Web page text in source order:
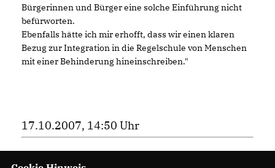
Bürgerinnen und Bürger eine solche Einführung nicht
befürworten.
Ebenfalls hätte ich mir erhofft, dass wir einen klaren
Bezug zur Integration in die Regelschule von Menschen
mit einer Behinderung hineinschreiben."
17.10.2007, 14:50 Uhr